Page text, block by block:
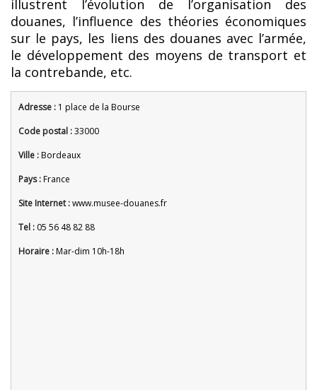
illustrent l’évolution de l’organisation des
douanes, l’influence des théories économiques
sur le pays, les liens des douanes avec l’armée,
le développement des moyens de transport et
la contrebande, etc.
Adresse : 1 place de la Bourse
Code postal :33000
Ville :Bordeaux
Pays :France
Site Internet :www.musee-douanes.fr
Tel : 05 56 48 82 88
Horaire :Mar-dim 10h-18h